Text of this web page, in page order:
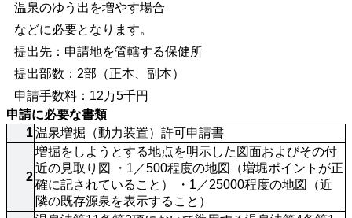
温泉のゆう出を増やす場合
などに必要となります。
提出先：申請地を管轄する保健所
提出部数：2部（正本、副本）
申請手数料：12万5千円
申請に必要な書類
1温泉増掘（動力装置）許可申請書
2
増掘をしようとする地点を明示した図面およびその付
近の見取り図 ・1／500程度の地図（増堀ポイントが正
確に記されていること） ・1／25000程度の地図（近
隣の既存源泉を表示すること）